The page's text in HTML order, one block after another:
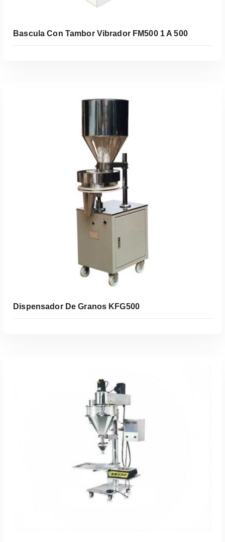
Leer Más
Bascula Con Tambor Vibrador FM500 1 A 500
Leer Más
Dispensador De Granos KFG500